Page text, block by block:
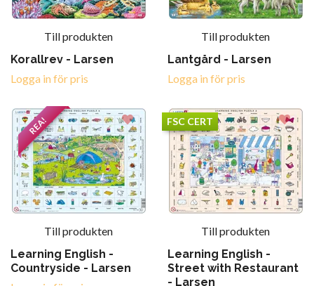
Till produkten
Korallrev - Larsen
Logga in för pris
Till produkten
Lantgård - Larsen
Logga in för pris
REA!
Till produkten
Learning English -
Countryside - Larsen
FSC CERT
Till produkten
Learning English -
Street with Restaurant
- Larsen